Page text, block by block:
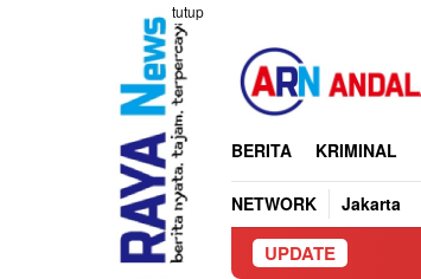
tutup
BERITA KRIMINAL
NETWORK Jakarta
UPDATE